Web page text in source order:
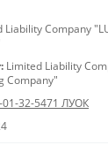
Liability Company
Limited Liability
Company"
01-32-5471 ЛУОК